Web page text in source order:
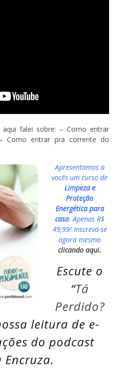
falei sobre: – Como entrar
Como entrar pra corrente do
Apresentamos a
vocês um curso de
Limpeza e
Proteção
Energética para
casa. Apenas R$
49,99! Inscreva-se
agora mesmo
clicando aqui.
Escute o
“Tá
Perdido?
leitura de e-
do podcast
Encruza.